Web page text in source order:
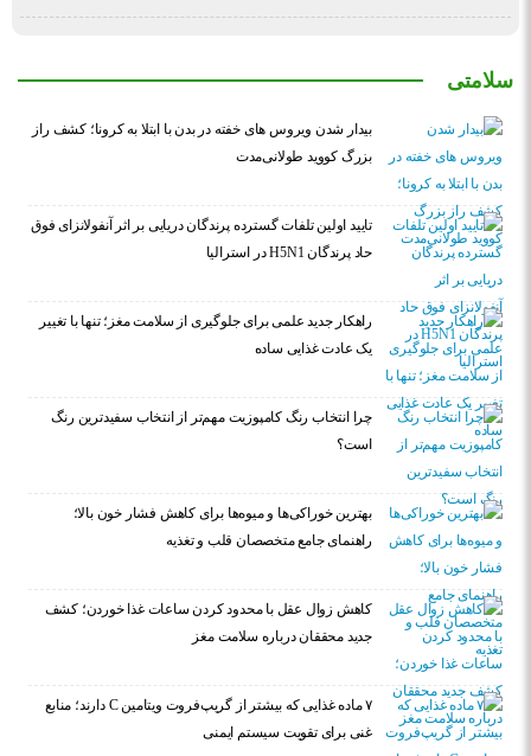
سلامتی
بیدار شدن ویروس‌ های خفته در بدن با ابتلا به کرونا؛ کشف راز
بزرگ کووید طولانی‌مدت
تایید اولین تلفات گسترده پرندگان دریایی بر اثر آنفولانزای فوق
حاد پرندگان H5N1 در استرالیا
راهکار جدید علمی برای جلوگیری از سلامت مغز؛ تنها با تغییر
یک عادت غذایی ساده
چرا انتخاب رنگ کامپوزیت مهم‌تر از انتخاب سفیدترین رنگ
است؟
بهترین خوراکی‌ها و میوه‌ها برای کاهش فشار خون بالا؛
راهنمای جامع متخصصان قلب و تغذیه
کاهش زوال عقل با محدود کردن ساعات غذا خوردن؛ کشف
جدید محققان درباره سلامت مغز
۷ ماده غذایی که بیشتر از گریپ‌فروت ویتامین C دارند؛ منابع
غنی برای تقویت سیستم ایمنی